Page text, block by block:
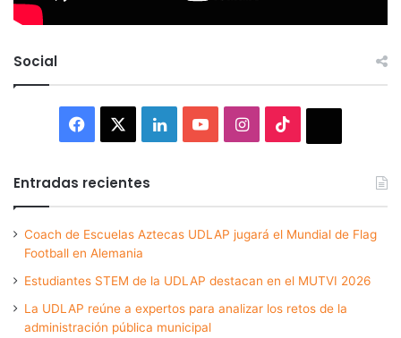
Social
Facebook LinkedInYouTubeInstagram
Entradas recientes
Coach de Escuelas Aztecas UDLAP jugará el Mundial de Flag
Football en Alemania
Estudiantes STEM de la UDLAP destacan en el MUTVI 2026
La UDLAP reúne a expertos para analizar los retos de la
administración pública municipal